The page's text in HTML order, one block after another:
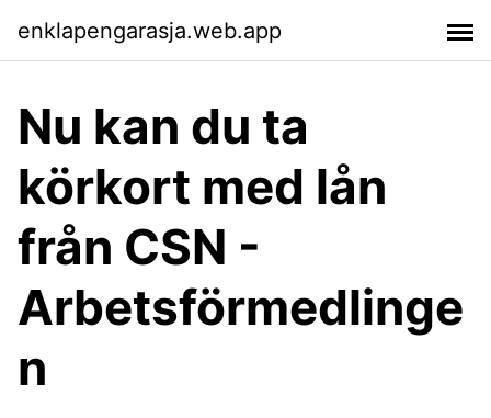
enklapengarasja.web.app
Nu kan du ta
körkort med lån
från CSN -
Arbetsförmedlinge
n